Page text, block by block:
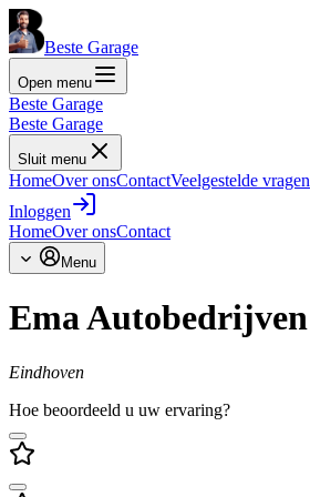
Beste Garage
Open menu
Beste Garage
Beste Garage
Sluit menu
HomeOver onsContactVeelgestelde vragen
Inloggen
HomeOver onsContact
Menu
Ema Autobedrijven
Eindhoven
Hoe beoordeeld u uw ervaring?